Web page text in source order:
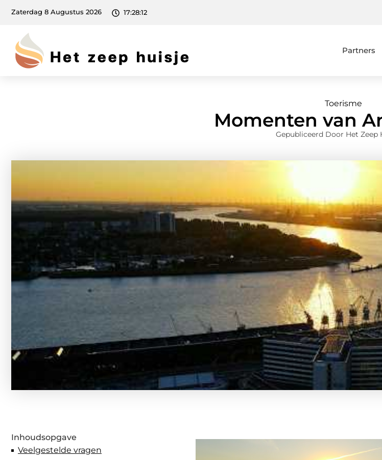
Zaterdag 8 Augustus 2026 17:28:13
Partners
Toerisme
Momenten van
Gepubliceerd Door Het Zeep
Inhoudsopgave
Veelgestelde vragen